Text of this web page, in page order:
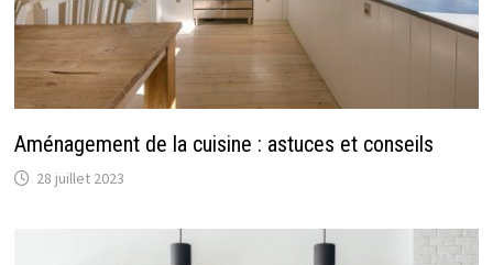
Aménagement de la cuisine : astuces et conseils
28 juillet 2023